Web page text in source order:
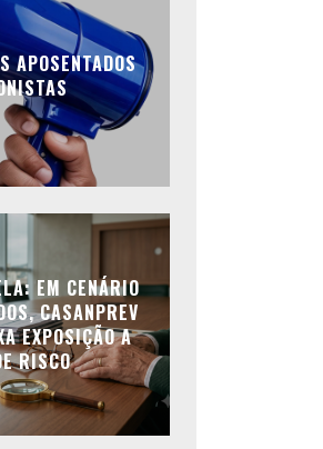
APOSENTADOS
EM CENÁRIO
CASANPREV
EXPOSIÇÃO A
RISCO